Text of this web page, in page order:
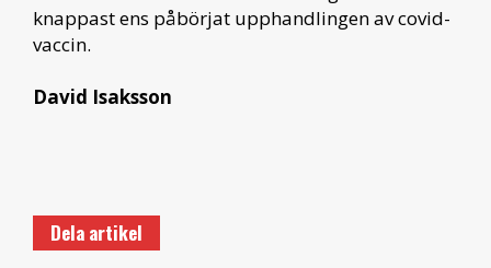
knappast ens påbörjat upphandlingen av covid-
vaccin.
David Isaksson
Dela artikel